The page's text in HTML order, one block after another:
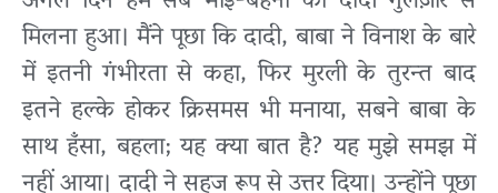
मिलना हुआ। मैंने पूछा कि दादी, बाबा ने विनाश के बारे
में इतनी गंभीरता से कहा, फिर मुरली के तुरन्त बाद
इतने हल्के होकर क्रिसमस भी मनाया, सबने बाबा के
साथ हँसा, बहला; यह क्या बात है? यह मुझे समझ में